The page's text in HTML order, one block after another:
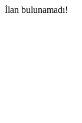
İlan bulunamadı!